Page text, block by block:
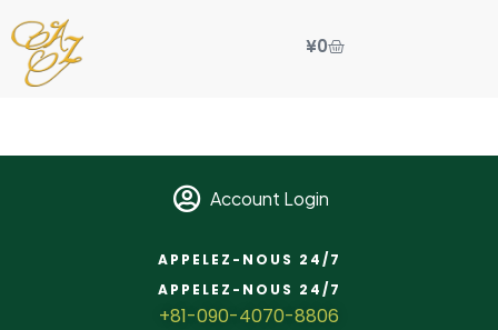
¥0
Account Login
APPELEZ-NOUS 24/7
APPELEZ-NOUS 24/7
+81-090-4070-8806